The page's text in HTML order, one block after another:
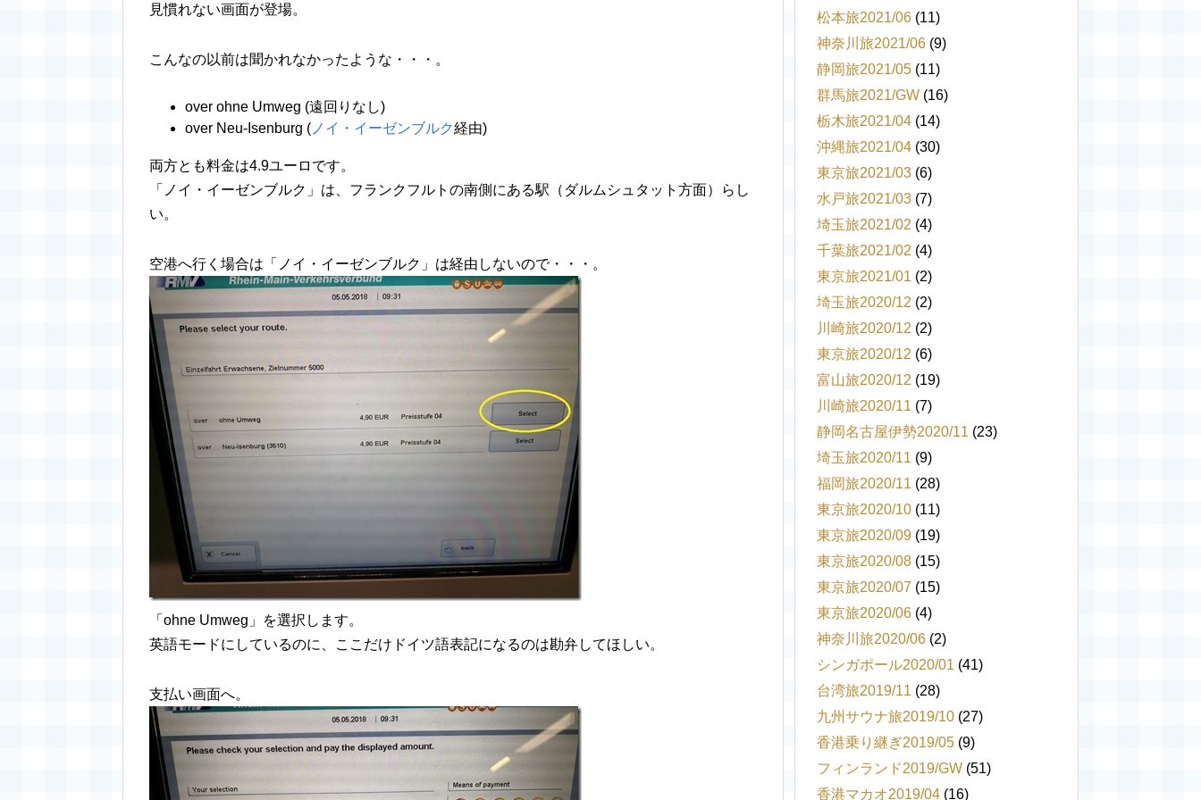
見慣れない画面が登場。
こんなの以前は聞かれなかったような・・・。
over ohne Umweg (遠回りなし)
over Neu-Isenburg ( ノイ・イーゼンブルク経由)
両方とも料金は4.9ユーロです。
「ノイ・イーゼンブルク」は、フランクフルトの南側にある駅（ダルムシュタット方面）らし
い。
空港へ行く場合は「ノイ・イーゼンブルク」は経由しないので・・・。
「ohne Umweg」を選択します。
英語モードにしているのに、ここだけドイツ語表記になるのは勘弁してほしい。
支払い画面へ。
松本旅2021/06 (11)
神奈川旅2021/06 (9)
静岡旅2021/05 (11)
群馬旅2021/GW (16)
栃木旅2021/04 (14)
沖縄旅2021/04 (30)
東京旅2021/03 (6)
水戸旅2021/03 (7)
埼玉旅2021/02 (4)
千葉旅2021/02 (4)
東京旅2021/01 (2)
埼玉旅2020/12 (2)
川崎旅2020/12 (2)
東京旅2020/12 (6)
富山旅2020/12 (19)
川崎旅2020/11 (7)
静岡名古屋伊勢2020/11 (23)
埼玉旅2020/11 (9)
福岡旅2020/11 (28)
東京旅2020/10 (11)
東京旅2020/09 (19)
東京旅2020/08 (15)
東京旅2020/07 (15)
東京旅2020/06 (4)
神奈川旅2020/06 (2)
シンガポール2020/01 (41)
台湾旅2019/11 (28)
九州サウナ旅2019/10 (27)
香港乗り継ぎ2019/05 (9)
フィンランド2019/GW (51)
香港マカオ2019/04 (16)